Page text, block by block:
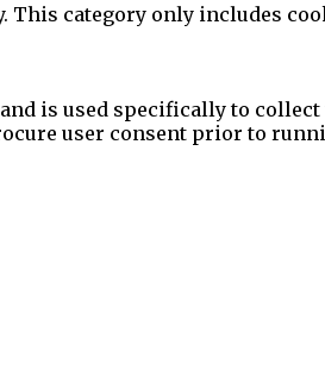
category only includes
is used specifically to
user consent prior to